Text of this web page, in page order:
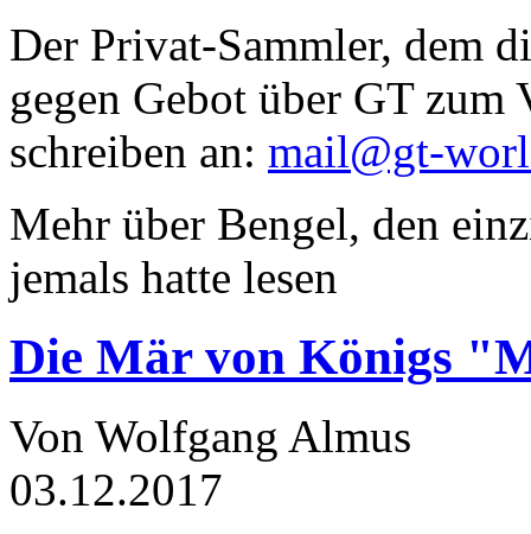
Der Privat-Sammler, dem
gegen Gebot über GT zum
schreiben an: mail@gt-
Mehr über Bengel, den
jemals hatte lesen
Die Mär von Königs
Von Wolfgang Almus
03.12.2017